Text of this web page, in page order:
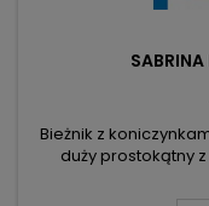
Bieżnik z
duży prostokątny
niezwykle elegancki